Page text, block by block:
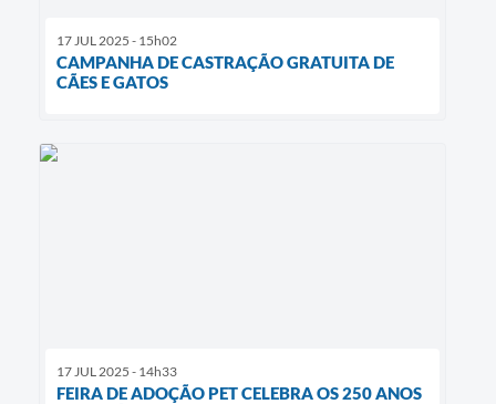
17 JUL 2025 - 15h02
CAMPANHA DE CASTRAÇÃO GRATUITA DE
CÃES E GATOS
17 JUL 2025 - 14h33
FEIRA DE ADOÇÃO PET CELEBRA OS 250 ANOS